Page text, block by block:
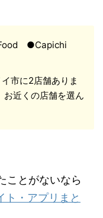
●Capichi
市に2店舗ありま
お近くの店舗を選ん
ことがないなら
ト・アプリまと